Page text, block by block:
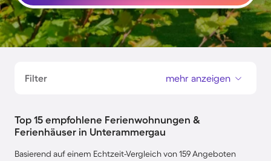
Filter mehr anzeigen
Top 15 empfohlene Ferienwohnungen &
Ferienhäuser in Unterammergau
Basierend auf einem Echtzeit-Vergleich von 159 Angeboten